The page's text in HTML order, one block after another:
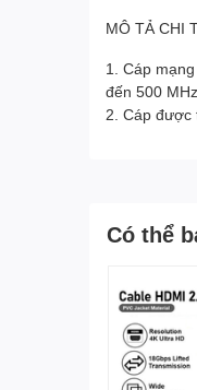
MÔ TẢ CHI
1. Cáp
đến 500
2. Cáp được
Có thể